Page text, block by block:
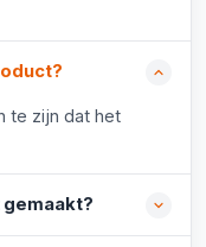
te zijn dat het